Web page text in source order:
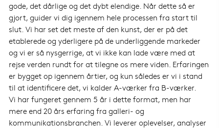
gode, det dårlige og det dybt elendige. Når dette så er
gjort, guider vi dig igennem hele processen fra start til
slut. Vi har set det meste af den kunst, der er på det
etablerede og yderligere på de underliggende markeder
og vi er så nysgerrige, at vi ikke kan lade være med at
rejse verden rundt for at tilegne os mere viden. Erfaringen
er bygget op igennem årtier, og kun således er vi i stand
til at identificere det, vi kalder A-værker fra B-værker.
Vi har fungeret gennem 5 år i dette format, men har
mere end 20 års erfaring fra galleri- og
kommunikationsbranchen. Vi leverer oplevelser, analyser